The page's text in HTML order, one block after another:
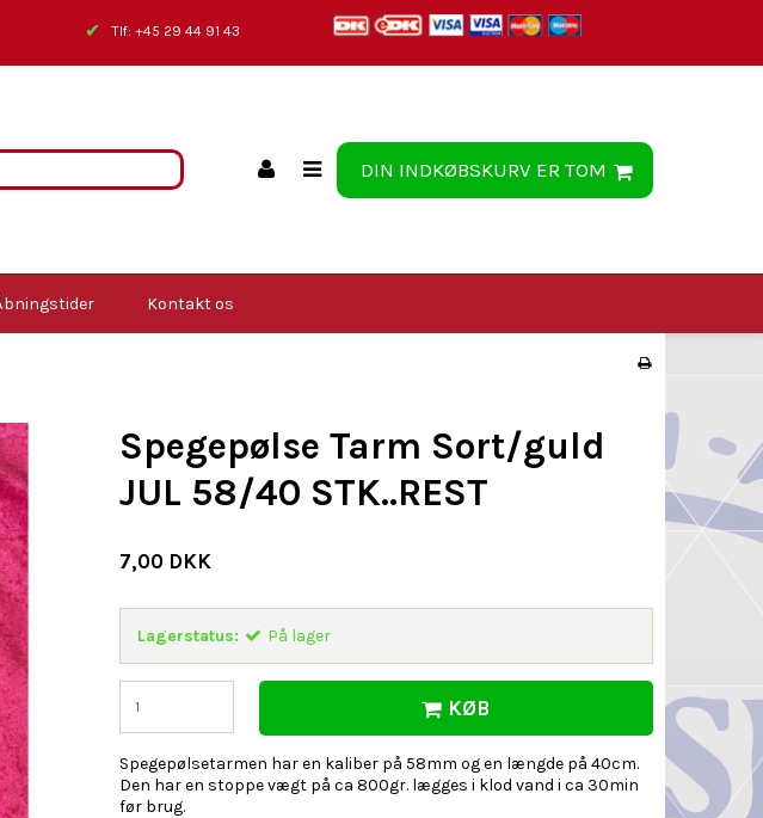
DIN INDKØBSKURV ER TOM
Kontakt os
✔ Tlf: +45 29 44 91 43
Spegepølse Tarm Sort/guld
JUL 58/40 STK..REST
7,00 DKK
Lagerstatus: På lager
KØB
Spegepølsetarmen har en kaliber på 58mm og en længde på 40cm.
Den har en stoppe vægt på ca 800gr. lægges i klod vand i ca 30min
før brug.